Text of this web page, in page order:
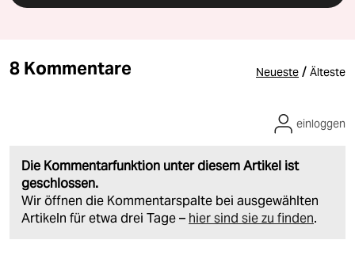
8 Kommentare Neueste / Älteste
Die Kommentarfunktion unter diesem Artikel ist
geschlossen.
Wir öffnen die Kommentarspalte bei ausgewählten
Artikeln für etwa drei Tage – hier sind sie zu finden.
einloggen